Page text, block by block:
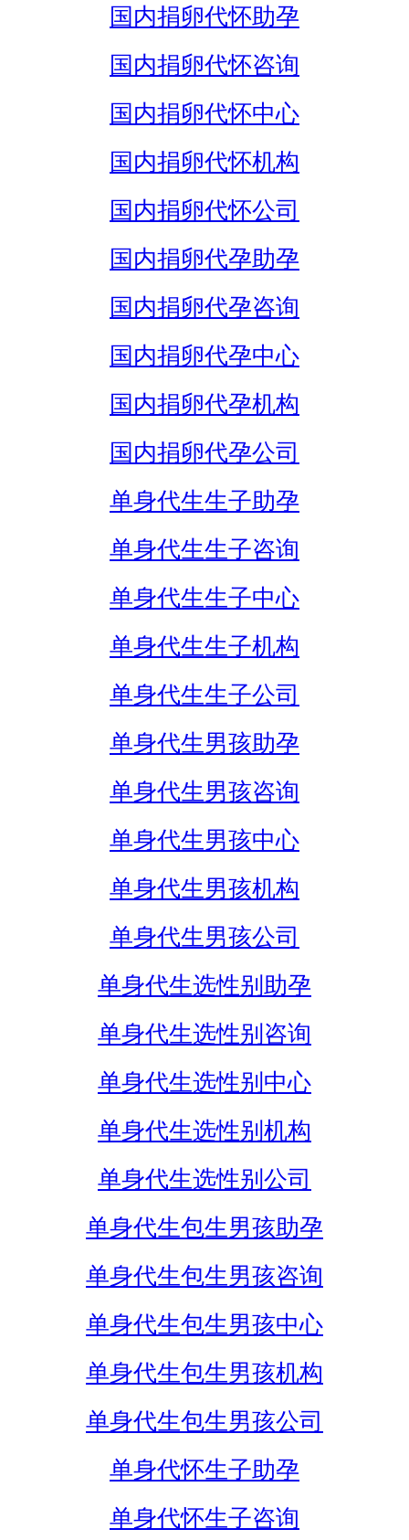
国内捐卵代怀助孕
国内捐卵代怀咨询
国内捐卵代怀中心
国内捐卵代怀机构
国内捐卵代怀公司
国内捐卵代孕助孕
国内捐卵代孕咨询
国内捐卵代孕中心
国内捐卵代孕机构
国内捐卵代孕公司
单身代生生子助孕
单身代生生子咨询
单身代生生子中心
单身代生生子机构
单身代生生子公司
单身代生男孩助孕
单身代生男孩咨询
单身代生男孩中心
单身代生男孩机构
单身代生男孩公司
单身代生选性别助孕
单身代生选性别咨询
单身代生选性别中心
单身代生选性别机构
单身代生选性别公司
单身代生包生男孩助孕
单身代生包生男孩咨询
单身代生包生男孩中心
单身代生包生男孩机构
单身代生包生男孩公司
单身代怀生子助孕
单身代怀生子咨询